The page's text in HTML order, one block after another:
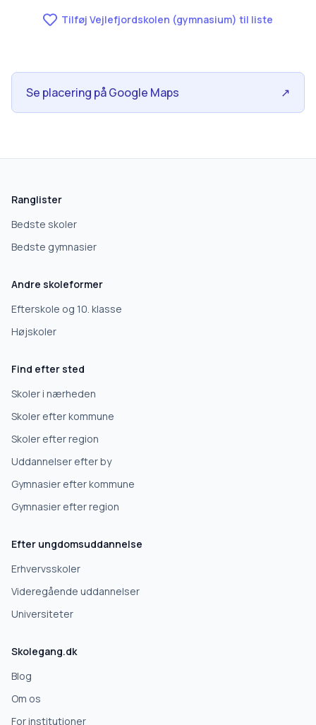
Tilføj Vejlefjordskolen (gymnasium) til liste
Se placering på Google Maps ↗
Hvad leder du efter?
Vi bruger dit valg til at stille de rigtige spørgsmål.
Grundskole
10. klasse
Erhvervsuddannelse
Højskole
Videregående uddannelse
Deles kun med gymnasier, der matcher det, du søger.
Ranglister
Bedste skoler
Bedste gymnasier
Andre skoleformer
Efterskole og 10. klasse
Højskoler
Find efter sted
Skoler i nærheden
Skoler efter kommune
Skoler efter region
Uddannelser efter by
Gymnasier efter kommune
Gymnasier efter region
Efter ungdomsuddannelse
Erhvervsskoler
Videregående uddannelser
Universiteter
Skolegang.dk
Blog
Om os
For institutioner